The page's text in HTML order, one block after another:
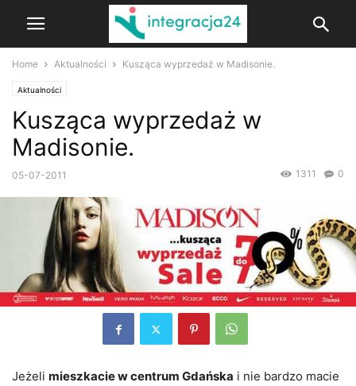
Home Aktualności Kusząca wyprzedaż w Madisonie.
Aktualności
Kusząca wyprzedaż w
Madisonie.
05-07-2011 0
1311
Jeżeli mieszkacie w centrum Gdańska i nie bardzo macie